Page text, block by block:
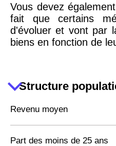
Vous devez
fait que certains
d'évoluer et vont par
biens en fonction de
Structure
Revenu moyen
Part des moins de 25 ans